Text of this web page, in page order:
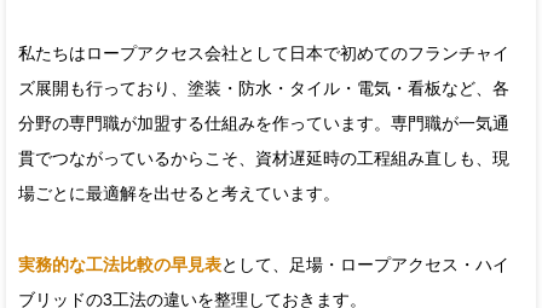
私たちはロープアクセス会社として日本で初めてのフランチャイ
ズ展開も行っており、塗装・防水・タイル・電気・看板など、各
分野の専門職が加盟する仕組みを作っています。専門職が一気通
貫でつながっているからこそ、資材遅延時の工程組み直しも、現
場ごとに最適解を出せると考えています。
実務的な工法比較の早見表として、足場・ロープアクセス・ハイ
ブリッドの3工法の違いを整理しておきます。